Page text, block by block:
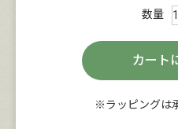
カート
※ラッピングは